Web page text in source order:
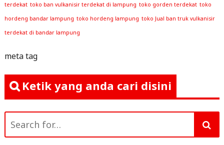
terdekat toko ban vulkanisir terdekat di lampung toko gorden terdekat toko
hordeng bandar lampung toko hordeng lampung toko Jual ban truk vulkanisir
terdekat di bandar lampung
meta tag
Ketik yang anda cari disini
for: